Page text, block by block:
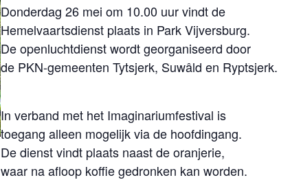
Donderdag 26 mei om 10.00 uur vindt de
Hemelvaartsdienst plaats in Park Vijversburg.
De openluchtdienst wordt georganiseerd door
de PKN-gemeenten Tytsjerk, Suwâld en Ryptsjerk.
In verband met het Imaginariumfestival is
toegang alleen mogelijk via de hoofdingang.
De dienst vindt plaats naast de oranjerie,
waar na afloop koffie gedronken kan worden.